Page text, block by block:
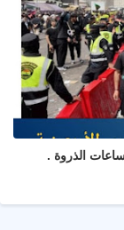
ساعات الذروة .